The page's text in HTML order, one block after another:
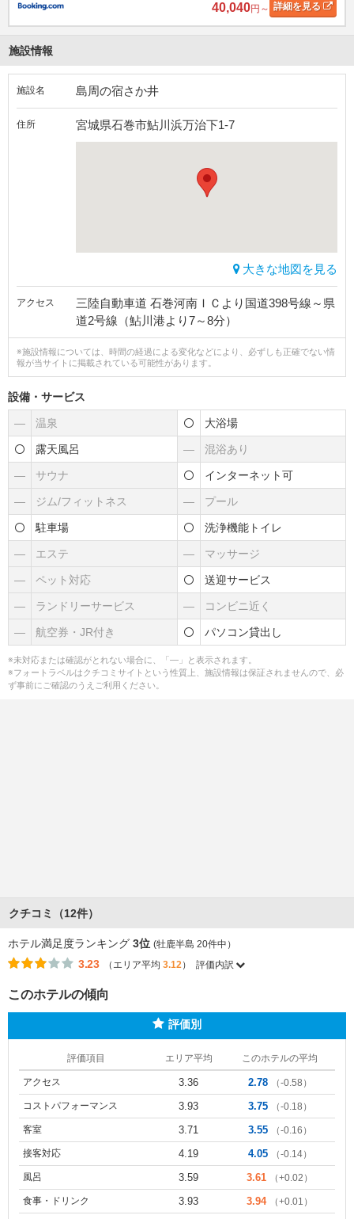
40,040円～ 詳細を見る
施設情報
施設名 島周の宿さか井
住所 宮城県石巻市鮎川浜万治下1-7
大きな地図を見る
アクセス
三陸自動車道 石巻河南ＩＣより国道398号線～県
道2号線（鮎川港より7～8分）
※施設情報については、時間の経過による変化などにより、必ずしも正確でない情
報が当サイトに掲載されている可能性があります。
設備・サービス
― 温泉 大浴場
露天風呂 ― 混浴あり
― サウナ インターネット可
― ジム/フィットネス ― プール
駐車場 洗浄機能トイレ
― エステ ― マッサージ
― ペット対応 送迎サービス
― ランドリーサービス ― コンビニ近く
― 航空券・JR付き パソコン貸出し
※未対応または確認がとれない場合に、「―」と表示されます。
※フォートラベルはクチコミサイトという性質上、施設情報は保証されませんので、必
ず事前にご確認のうえご利用ください。
クチコミ（12件）
ホテル満足度ランキング 3位 (牡鹿半島 20件中）
3.23 （エリア平均 3.12） 評価内訳
このホテルの傾向
評価別
評価項目 エリア平均 このホテルの平均
アクセス 3.36 2.78 （-0.58）
コストパフォーマンス 3.93 3.75 （-0.18）
客室 3.71 3.55 （-0.16）
接客対応 4.19 4.05 （-0.14）
風呂 3.59 3.61 （+0.02）
食事・ドリンク 3.93 3.94 （+0.01）